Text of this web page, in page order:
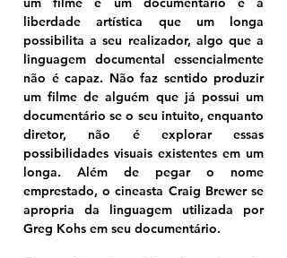
liberdade artística que um longa
possibilita a seu realizador, algo que a
linguagem documental essencialmente
não é capaz. Não faz sentido produzir
um filme de alguém que já possui um
documentário se o seu intuito, enquanto
diretor, não é explorar essas
possibilidades visuais existentes em um
longa. Além de pegar o nome
emprestado, o cineasta Craig Brewer se
apropria da linguagem utilizada por
Greg Kohs em seu documentário.